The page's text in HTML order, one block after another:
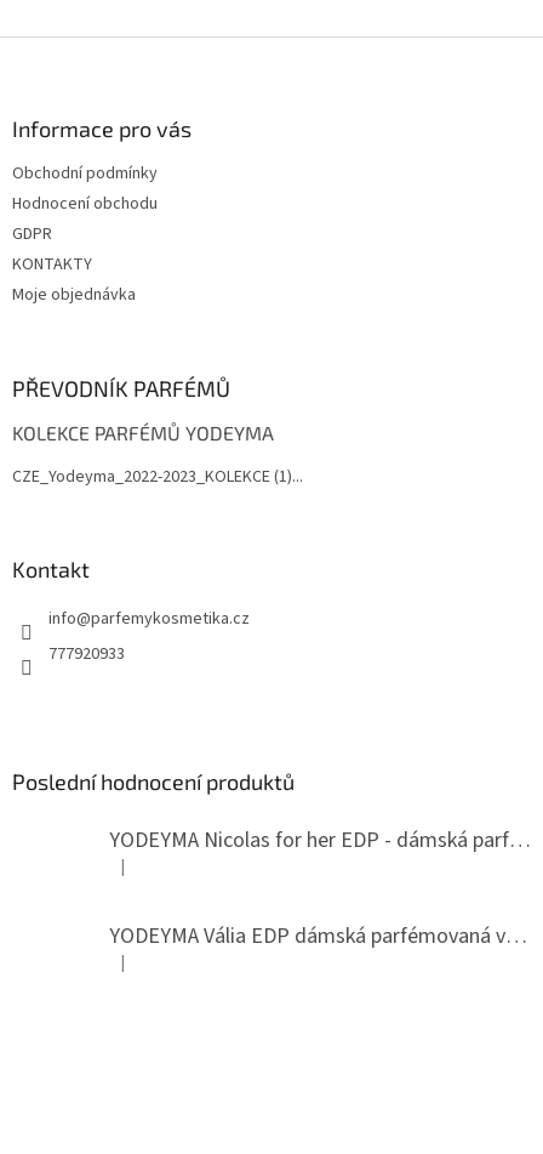
Informace pro vás
Obchodní podmínky
Hodnocení obchodu
GDPR
KONTAKTY
Moje objednávka
PŘEVODNÍK PARFÉMŮ
KOLEKCE PARFÉMŮ YODEYMA
CZE_Yodeyma_2022-2023_KOLEKCE (1)...
Kontakt
info@parfemykosmetika.cz
777920933
Poslední hodnocení produktů
YODEYMA Nicolas for her EDP - dámská parfémovaná voda
Hodnocení produktu je 5 z 5 hvězdiček.
|
YODEYMA Vália EDP dámská parfémovaná voda
Hodnocení produktu je 5 z 5 hvězdiček.
|